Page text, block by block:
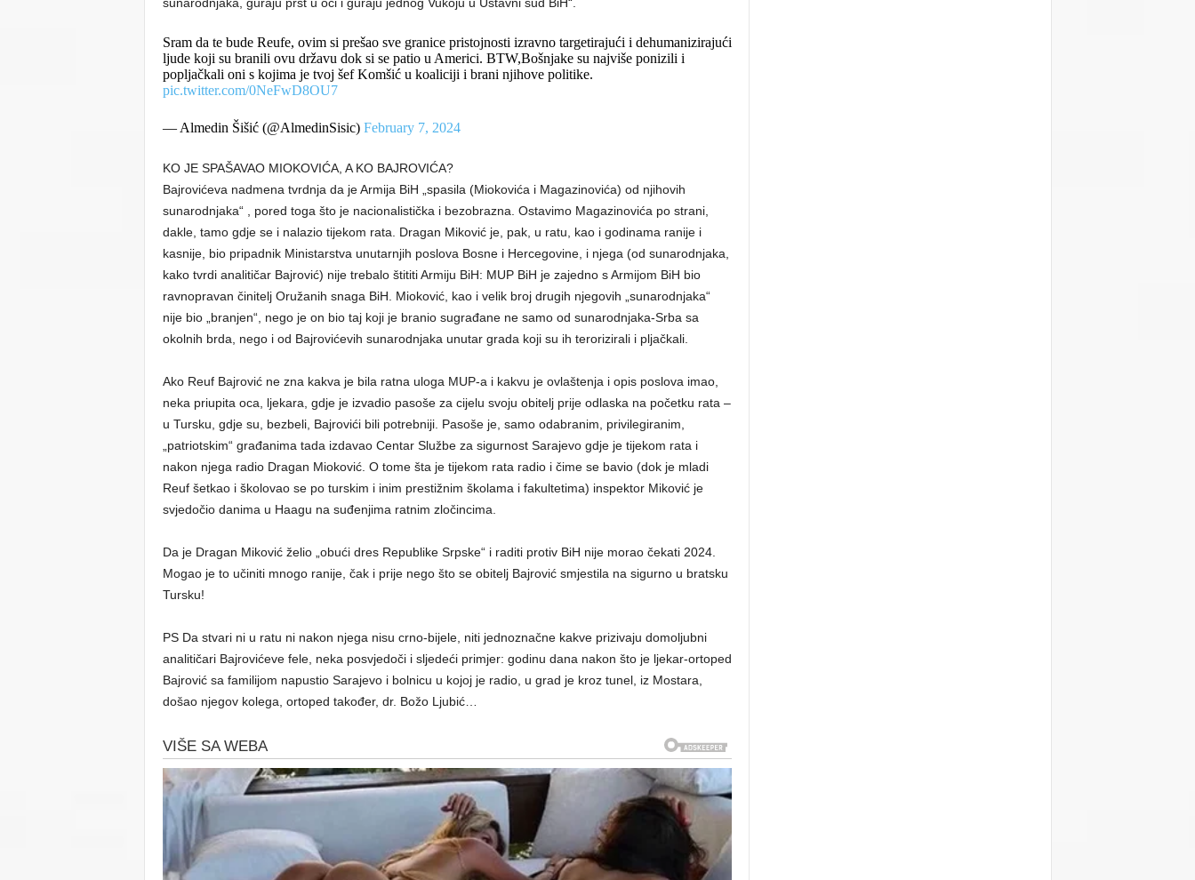
sunarodnjaka, guraju prst u oči i guraju jednog Vukoju u Ustavni sud BiH“.
Sram da te bude Reufe, ovim si prešao sve granice pristojnosti izravno targetirajući i dehumanizirajući
ljude koji su branili ovu državu dok si se patio u Americi. BTW,Bošnjake su najviše ponizili i
popljačkali oni s kojima je tvoj šef Komšić u koaliciji i brani njihove politike.
pic.twitter.com/0NeFwD8OU7
— Almedin Šišić (@AlmedinSisic) February 7, 2024
KO JE SPAŠAVAO MIOKOVIĆA, A KO BAJROVIĆA?
Bajrovićeva nadmena tvrdnja da je Armija BiH „spasila (Miokovića i Magazinovića) od njihovih
sunarodnjaka“ , pored toga što je nacionalistička i bezobrazna. Ostavimo Magazinovića po strani,
dakle, tamo gdje se i nalazio tijekom rata. Dragan Miković je, pak, u ratu, kao i godinama ranije i
kasnije, bio pripadnik Ministarstva unutarnjih poslova Bosne i Hercegovine, i njega (od sunarodnjaka,
kako tvrdi analitičar Bajrović) nije trebalo štititi Armiju BiH: MUP BiH je zajedno s Armijom BiH bio
ravnopravan činitelj Oružanih snaga BiH. Mioković, kao i velik broj drugih njegovih „sunarodnjaka“
nije bio „branjen“, nego je on bio taj koji je branio sugrađane ne samo od sunarodnjaka-Srba sa
okolnih brda, nego i od Bajrovićevih sunarodnjaka unutar grada koji su ih terorizirali i pljačkali.
Ako Reuf Bajrović ne zna kakva je bila ratna uloga MUP-a i kakvu je ovlaštenja i opis poslova imao,
neka priupita oca, ljekara, gdje je izvadio pasoše za cijelu svoju obitelj prije odlaska na početku rata –
u Tursku, gdje su, bezbeli, Bajrovići bili potrebniji. Pasoše je, samo odabranim, privilegiranim,
„patriotskim“ građanima tada izdavao Centar Službe za sigurnost Sarajevo gdje je tijekom rata i
nakon njega radio Dragan Mioković. O tome šta je tijekom rata radio i čime se bavio (dok je mladi
Reuf šetkao i školovao se po turskim i inim prestižnim školama i fakultetima) inspektor Miković je
svjedočio danima u Haagu na suđenjima ratnim zločincima.
Da je Dragan Miković želio „obući dres Republike Srpske“ i raditi protiv BiH nije morao čekati 2024.
Mogao je to učiniti mnogo ranije, čak i prije nego što se obitelj Bajrović smjestila na sigurno u bratsku
Tursku!
PS Da stvari ni u ratu ni nakon njega nisu crno-bijele, niti jednoznačne kakve prizivaju domoljubni
analitičari Bajrovićeve fele, neka posvjedoči i sljedeći primjer: godinu dana nakon što je ljekar-ortoped
Bajrović sa familijom napustio Sarajevo i bolnicu u kojoj je radio, u grad je kroz tunel, iz Mostara,
došao njegov kolega, ortoped također, dr. Božo Ljubić…